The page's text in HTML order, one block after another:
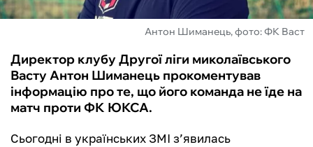
Антон Шиманець, фото: ФК Васт
Директор клубу Другої ліги миколаївського
Васту Антон Шиманець прокоментував
інформацію про те, що його команда не їде на
матч проти ФК ЮКСА.
Сьогодні в українських ЗМІ з’явилась